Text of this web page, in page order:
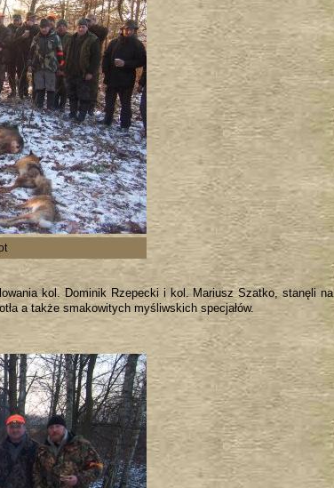
kol. Dominik Rzepecki i kol. Mariusz Szatko, stanęli na
a także smakowitych myśliwskich specjałów.